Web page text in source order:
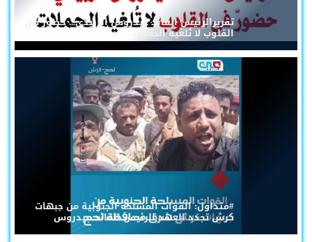
تقريرالرئيس القائد عيدروس الزُبيدي... حضورٌ في
القلوب لا تُلغيه الحملات
#متداول: القوات المسلحة الجنوبية من جبهات
كرش تجدد العهد للرئيس القائد عيدروس